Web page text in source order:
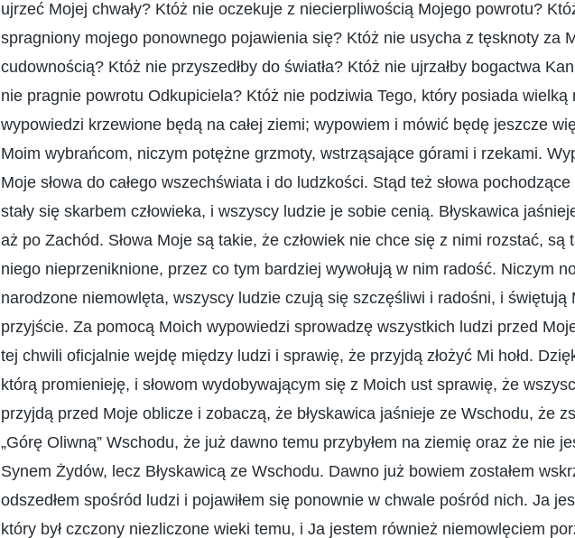
ujrzeć Mojej chwały? Któż nie oczekuje z niecierpliwością Mojego powrotu?
spragniony mojego ponownego pojawienia się? Któż nie usycha z tęsknoty za
cudownością? Któż nie przyszedłby do światła? Któż nie ujrzałby bogactwa
nie pragnie powrotu Odkupiciela? Któż nie podziwia Tego, który posiada wielką
wypowiedzi krzewione będą na całej ziemi; wypowiem i mówić będę jeszcze
Moim wybrańcom, niczym potężne grzmoty, wstrząsające górami i rzekami.
Moje słowa do całego wszechświata i do ludzkości. Stąd też słowa
stały się skarbem człowieka, i wszyscy ludzie je sobie cenią. Błyskawica
aż po Zachód. Słowa Moje są takie, że człowiek nie chce się z nimi rozstać, są
niego nieprzeniknione, przez co tym bardziej wywołują w nim radość. Niczym
narodzone niemowlęta, wszyscy ludzie czują się szczęśliwi i radośni, i świętują
przyjście. Za pomocą Moich wypowiedzi sprowadzę wszystkich ludzi przed
tej chwili oficjalnie wejdę między ludzi i sprawię, że przyjdą złożyć Mi hołd.
którą promienieję, i słowom wydobywającym się z Moich ust sprawię, że
przyjdą przed Moje oblicze i zobaczą, że błyskawica jaśnieje ze Wschodu, że
„Górę Oliwną” Wschodu, że już dawno temu przybyłem na ziemię oraz że nie
Synem Żydów, lecz Błyskawicą ze Wschodu. Dawno już bowiem zostałem
odszedłem spośród ludzi i pojawiłem się ponownie w chwale pośród nich. Ja
który był czczony niezliczone wieki temu, i Ja jestem również niemowlęciem